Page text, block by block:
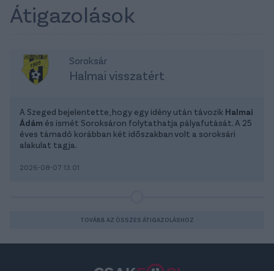
Átigazolások
Soroksár
Halmai visszatért
A Szeged bejelentette, hogy egy idény után távozik Halmai
Ádám és ismét Soroksáron folytathatja pályafutását. A 25
éves támadó korábban két időszakban volt a soroksári
alakulat tagja.
2026-08-07 13:01
TOVÁBB AZ ÖSSZES ÁTIGAZOLÁSHOZ